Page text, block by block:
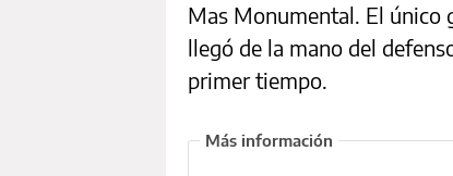
Mas Monumental. El único
llegó de la mano del
primer tiempo.